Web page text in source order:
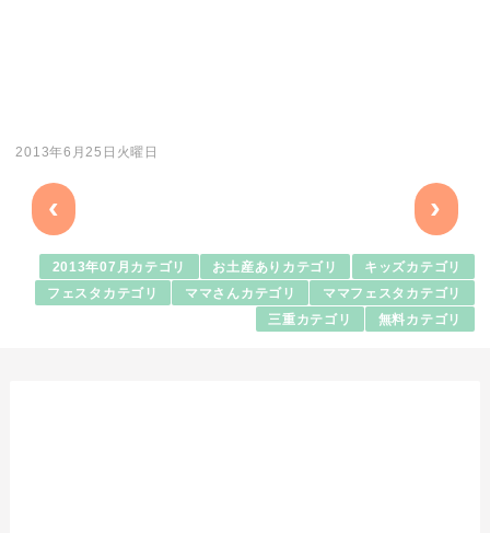
2013年6月25日火曜日
‹ ›
2013年07月カテゴリ お土産ありカテゴリ キッズカテゴリ
フェスタカテゴリ ママさんカテゴリ ママフェスタカテゴリ
三重カテゴリ 無料カテゴリ